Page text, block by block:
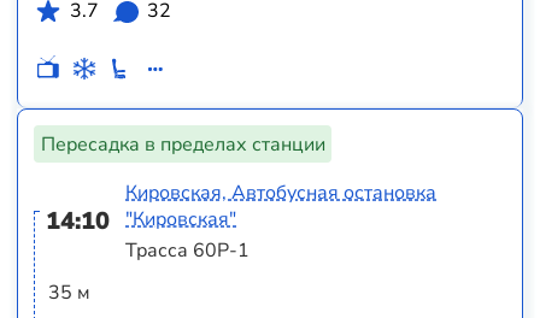
3.7 32
Пересадка в пределах станции
14:10
35 м
Кировская, Автобусная остановка
"Кировская"
Трасса 60Р-1